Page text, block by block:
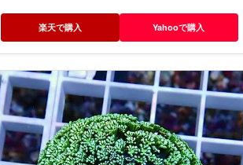
楽天で購入 Yahooで購入